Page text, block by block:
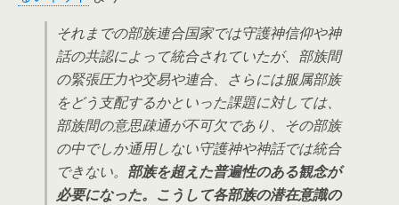
それまでの部族連合国家では守護神信仰や神
話の共認によって統合されていたが、部族間
の緊張圧力や交易や連合、さらには服属部族
をどう支配するかといった課題に対しては、
部族間の意思疎通が不可欠であり、その部族
の中でしか通用しない守護神や神話では統合
できない。 部族を超えた普遍性のある観念が
必要になった。こうして各部族の潜在意識の